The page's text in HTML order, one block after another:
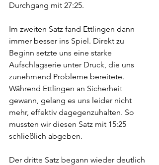
Durchgang mit 27:25.
Im zweiten Satz fand Ettlingen dann
immer besser ins Spiel. Direkt zu
Beginn setzte uns eine starke
Aufschlagserie unter Druck, die uns
zunehmend Probleme bereitete.
Während Ettlingen an Sicherheit
gewann, gelang es uns leider nicht
mehr, effektiv dagegenzuhalten. So
mussten wir diesen Satz mit 15:25
schließlich abgeben.
Der dritte Satz begann wieder deutlich